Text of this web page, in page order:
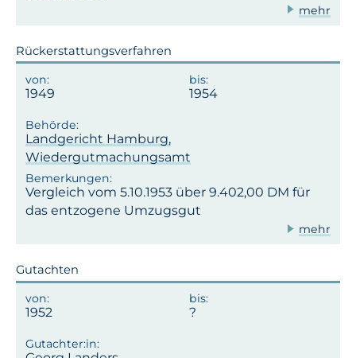
mehr
Rückerstattungsverfahren
1949 1954
Landgericht Hamburg,
Wiedergutmachungsamt
Vergleich vom 5.10.1953 über 9.402,00 DM für
das entzogene Umzugsgut
mehr
Gutachten
1952